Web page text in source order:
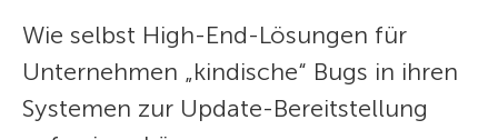
Wie selbst High-End-Lösungen für
Unternehmen „kindische“ Bugs in ihren
Systemen zur Update-Bereitstellung